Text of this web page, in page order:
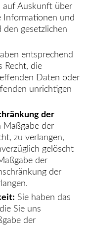
auf Auskunft über
Informationen und
den gesetzlichen
entsprechend
Recht, die
Daten oder
unrichtigen
der
Maßgabe der
zu verlangen,
gelöscht
der
der
Sie haben das
Sie uns
der